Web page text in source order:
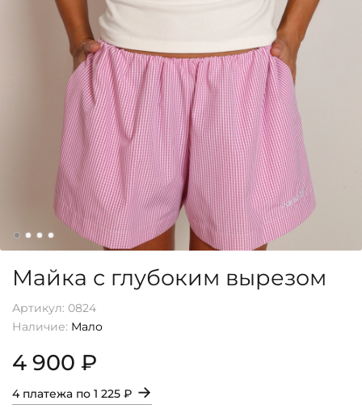
Майка с глубоким вырезом
Артикул: 0824
Наличие: Мало
4 900 ₽
4 платежа по 1 225 ₽ →